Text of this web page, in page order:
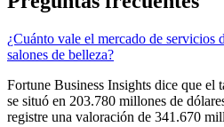
¿Cuánto vale el mercado de servicios
salones de belleza?
Fortune Business Insights dice que el
se situó en 203.780 millones de
registre una valoración de 341.670